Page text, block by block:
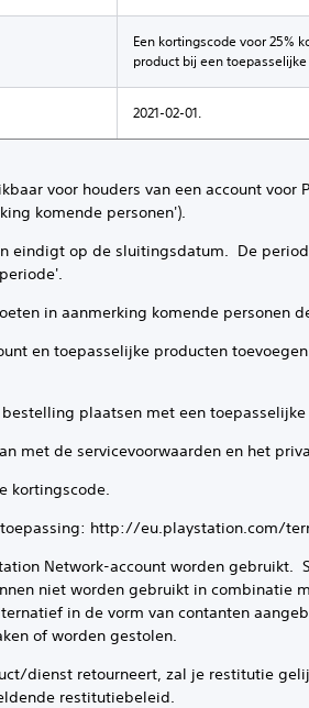
Een kortingscode voor 25%
product bij een
2021-02-01.
voor houders van een account voor
komende personen').
eindigt op de sluitingsdatum. De
in aanmerking komende personen
en toepasselijke producten
plaatsen met een
met de servicevoorwaarden en het
kortingscode.
http://eu.playstation.com/
Network-account worden gebruikt.
niet worden gebruikt in combinatie
in de vorm van contanten
of worden gestolen.
dienst retourneert, zal je restitutie
restitutiebeleid.